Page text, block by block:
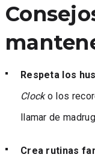
Respeta los
Clocko los
llamar de
Crea rutinas